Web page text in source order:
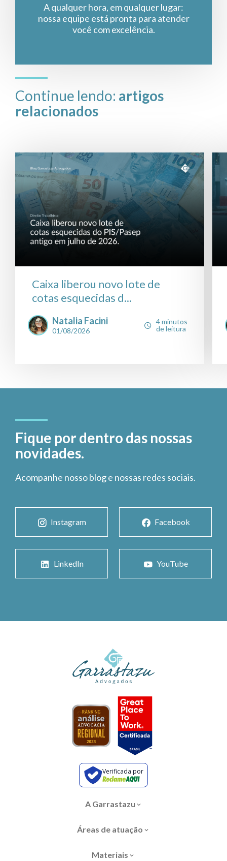
A qualquer hora, em qualquer lugar:
nossa equipe está pronta para atender
você com excelência.
Continue lendo: artigos
relacionados
Caixa liberou novo lote de
cotas esquecidas d...
Natalia Facini
01/08/2026
4 minutos
de leitura
Fique por dentro das nossas
novidades.
Acompanhe nosso blog e nossas redes sociais.
Instagram Facebook
LinkedIn YouTube
Verificada por
A Garrastazu
Áreas de atuação
Materiais